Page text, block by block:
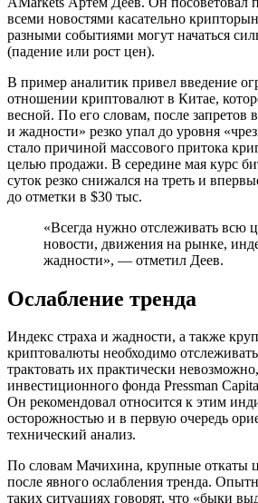
всеми новостями касательно
разными событиями могут начаться
(падение или рост цен).
В пример аналитик привел введение
отношении криптовалют в Китае,
весной. По его словам, после запретов
и жадности» резко упал до уровня
стало причиной массового притока
целью продажи. В середине мая курс
суток резко снижался на треть и
до отметки в $30 тыс.
«Всегда нужно отслеживать всю
новости, движения на рынке,
жадности», — отметил Деев.
Ослабление тренда
Индекс страха и жадности, а также
криптовалюты необходимо
трактовать их практически
инвестиционного фонда Pressman
Он рекомендовал относится к этим
осторожностью и в первую очередь
технический анализ.
По словам Мачихина, крупные откаты
после явного ослабления тренда.
таких ситуациях говорят, что «быки